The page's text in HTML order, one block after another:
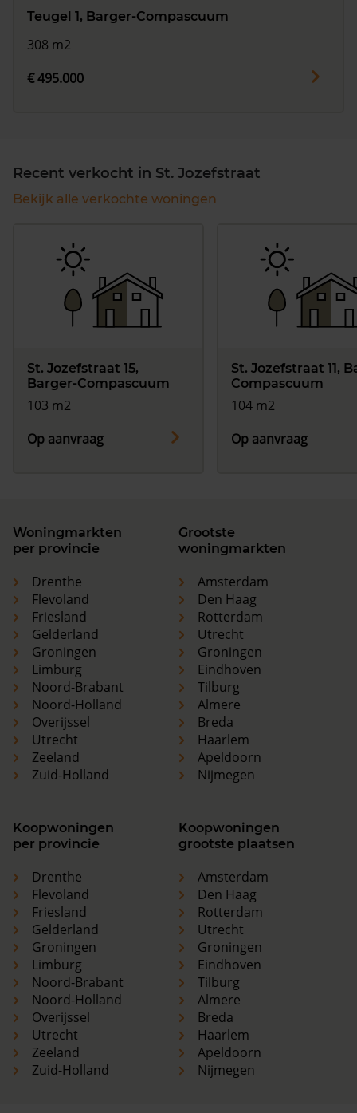
Teugel 1, Barger-Compascuum
308 m2
€ 495.000
Recent verkocht in St. Jozefstraat
Bekijk alle verkochte woningen
St. Jozefstraat 15,
Barger-Compascuum
103 m2
Op aanvraag
St. Jozefstraat 11,
Compascuum
104 m2
Op aanvraag
Woningmarkten
per provincie
Drenthe
Flevoland
Friesland
Gelderland
Groningen
Limburg
Noord-Brabant
Noord-Holland
Overijssel
Utrecht
Zeeland
Zuid-Holland
Grootste
woningmarkten
Amsterdam
Den Haag
Rotterdam
Utrecht
Groningen
Eindhoven
Tilburg
Almere
Breda
Haarlem
Apeldoorn
Nijmegen
Koopwoningen
per provincie
Drenthe
Flevoland
Friesland
Gelderland
Groningen
Limburg
Noord-Brabant
Noord-Holland
Overijssel
Utrecht
Zeeland
Zuid-Holland
Koopwoningen
grootste plaatsen
Amsterdam
Den Haag
Rotterdam
Utrecht
Groningen
Eindhoven
Tilburg
Almere
Breda
Haarlem
Apeldoorn
Nijmegen